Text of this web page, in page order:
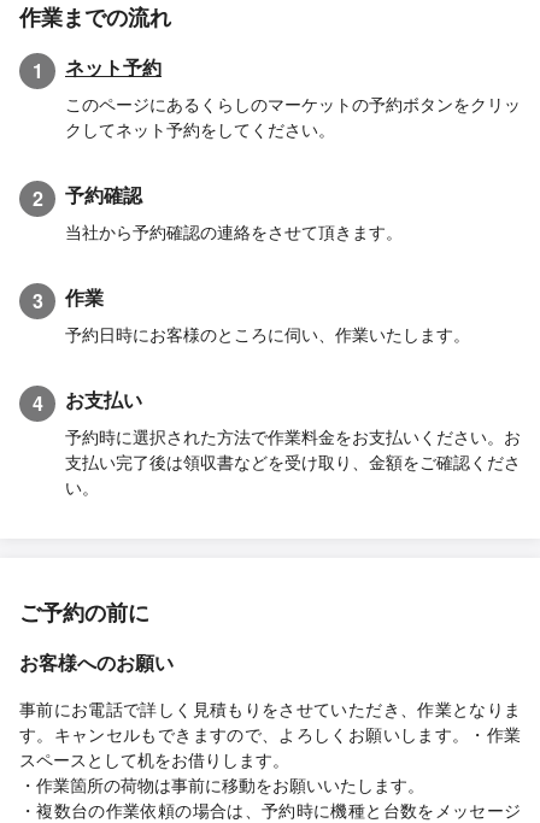
作業までの流れ
1 ネット予約
このページにあるくらしのマーケットの予約ボタンをクリッ
クしてネット予約をしてください。
2 予約確認
当社から予約確認の連絡をさせて頂きます。
3 作業
予約日時にお客様のところに伺い、作業いたします。
4 お支払い
予約時に選択された方法で作業料金をお支払いください。お
支払い完了後は領収書などを受け取り、金額をご確認くださ
い。
ご予約の前に
お客様へのお願い
事前にお電話で詳しく見積もりをさせていただき、作業となりま
す。キャンセルもできますので、よろしくお願いします。・作業
スペースとして机をお借りします。
・作業箇所の荷物は事前に移動をお願いいたします。
・複数台の作業依頼の場合は、予約時に機種と台数をメッセージ